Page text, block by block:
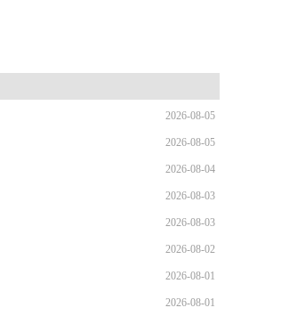
2026-08-05
2026-08-05
2026-08-04
2026-08-03
2026-08-03
2026-08-02
2026-08-01
2026-08-01